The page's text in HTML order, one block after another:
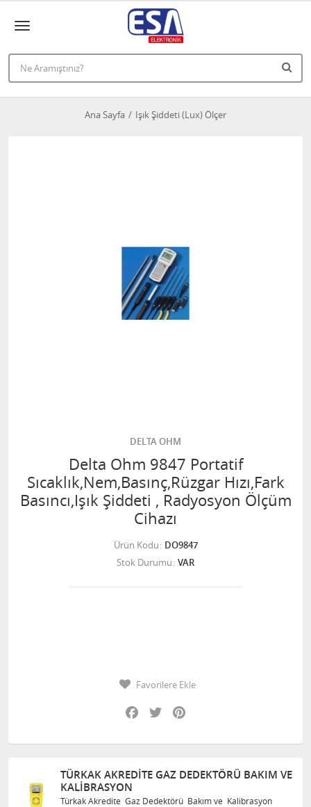
Ana Sayfa Işık Şiddeti (Lux) Ölçer
DELTA OHM
Delta Ohm 9847 Portatif
Sıcaklık,Nem,Basınç,Rüzgar Hızı,Fark
Basıncı,Işık Şiddeti , Radyosyon Ölçüm
Cihazı
Ürün Kodu DO9847
Stok Durumu VAR
Favorilere Ekle
Facebook
Twitter
TÜRKAK AKREDITE GAZ DEDEKTÖRÜ BAKIM VE
KALIBRASYON
Türkak Akredite Gaz Dedektörü Bakım ve Kalibrasyon